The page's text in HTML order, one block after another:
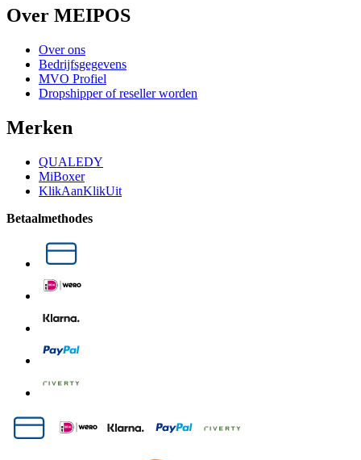
Over MEIPOS
Over ons
Bedrijfsgegevens
MVO Profiel
Dropshipper of reseller worden
Merken
QUALEDY
MiBoxer
KlikAanKlikUit
Betaalmethodes